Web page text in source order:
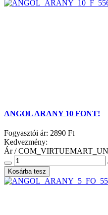
ANGOL ARANY 10 FONT!
Fogyasztói ár: 2890 Ft
Kedvezmény:
Ár /